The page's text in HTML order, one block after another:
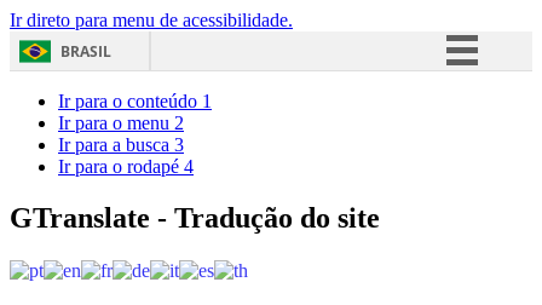
Ir direto para menu de acessibilidade.
BRASIL
Acesso à informação
Ir para o conteúdo 1
Ir para o menu 2
Ir para a busca 3
Ir para o rodapé 4
GTranslate - Tradução do site